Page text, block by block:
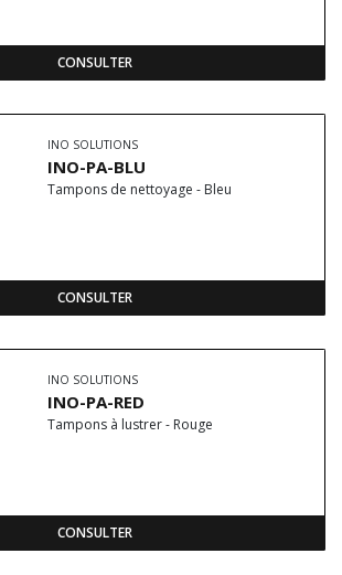
CONSULTER
INO SOLUTIONS
INO-PA-BLU
Tampons de nettoyage - Bleu
CONSULTER
INO SOLUTIONS
INO-PA-RED
Tampons à lustrer - Rouge
CONSULTER